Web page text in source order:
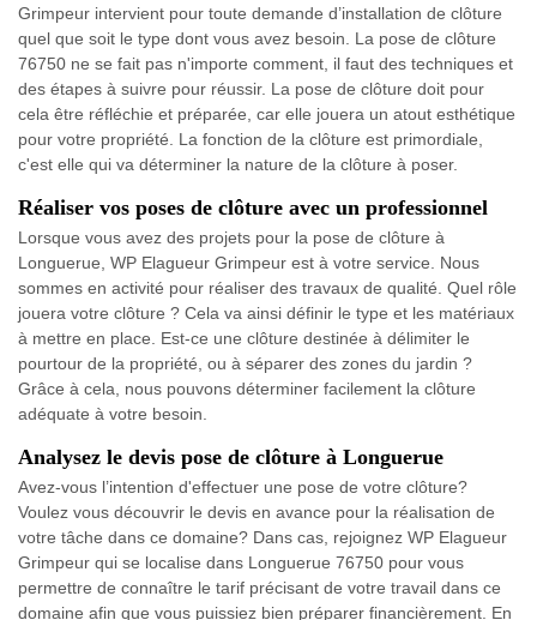
Grimpeur intervient pour toute demande d’installation de clôture
quel que soit le type dont vous avez besoin. La pose de clôture
76750 ne se fait pas n'importe comment, il faut des techniques et
des étapes à suivre pour réussir. La pose de clôture doit pour
cela être réfléchie et préparée, car elle jouera un atout esthétique
pour votre propriété. La fonction de la clôture est primordiale,
c'est elle qui va déterminer la nature de la clôture à poser.
Réaliser vos poses de clôture avec un professionnel
Lorsque vous avez des projets pour la pose de clôture à
Longuerue, WP Elagueur Grimpeur est à votre service. Nous
sommes en activité pour réaliser des travaux de qualité. Quel rôle
jouera votre clôture ? Cela va ainsi définir le type et les matériaux
à mettre en place. Est-ce une clôture destinée à délimiter le
pourtour de la propriété, ou à séparer des zones du jardin ?
Grâce à cela, nous pouvons déterminer facilement la clôture
adéquate à votre besoin.
Analysez le devis pose de clôture à Longuerue
Avez-vous l’intention d'effectuer une pose de votre clôture?
Voulez vous découvrir le devis en avance pour la réalisation de
votre tâche dans ce domaine? Dans cas, rejoignez WP Elagueur
Grimpeur qui se localise dans Longuerue 76750 pour vous
permettre de connaître le tarif précisant de votre travail dans ce
domaine afin que vous puissiez bien préparer financièrement. En